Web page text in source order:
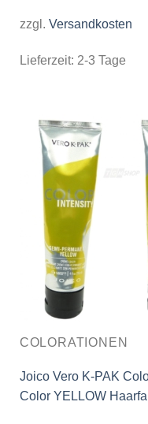
zzgl. Versandkosten
Lieferzeit: 2-3 Tage
COLORATIONEN
Joico Vero K-PAK
Color YELLOW